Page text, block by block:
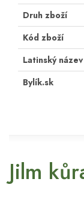
Druh zboží
Kód zboží
Latinský název
Bylík.sk
Jilm